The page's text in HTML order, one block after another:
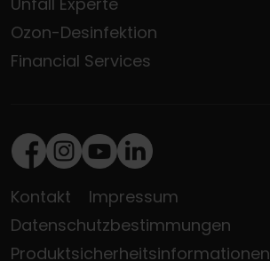
Ozon-Desinfektion
Financial Services
Facebook
Instagram
Youtube
LinkedIn
Kontakt
Impressum
Datenschutzbestimmungen
Produktsicherheitsinformationen